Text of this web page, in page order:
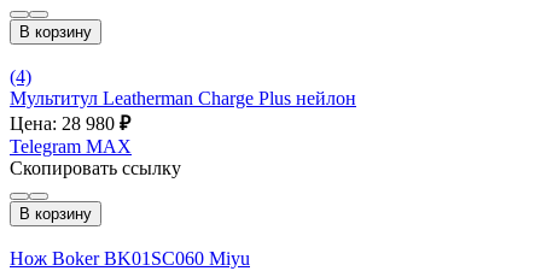
В корзину
(4)
Мультитул Leatherman Charge Plus нейлон
Цена: 28 980 ₽
Telegram MAX
Скопировать ссылку
В корзину
Нож Boker BK01SC060 Miyu